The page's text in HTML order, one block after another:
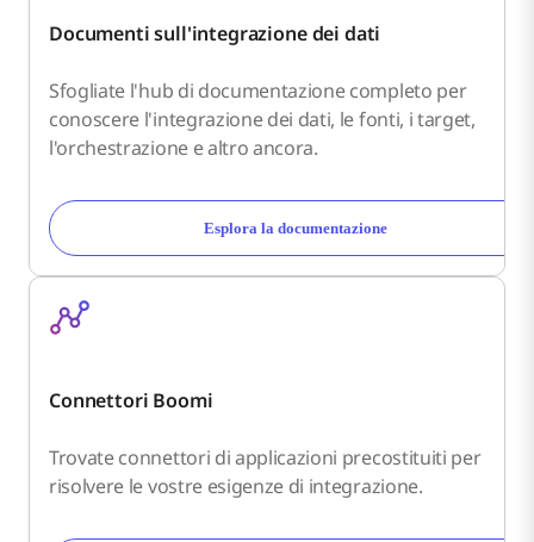
Documenti sull'integrazione dei dati
Sfogliate l'hub di documentazione completo per
conoscere l'integrazione dei dati, le fonti, i target,
l'orchestrazione e altro ancora.
Esplora la documentazione
Connettori Boomi
Trovate connettori di applicazioni precostituiti per
risolvere le vostre esigenze di integrazione.